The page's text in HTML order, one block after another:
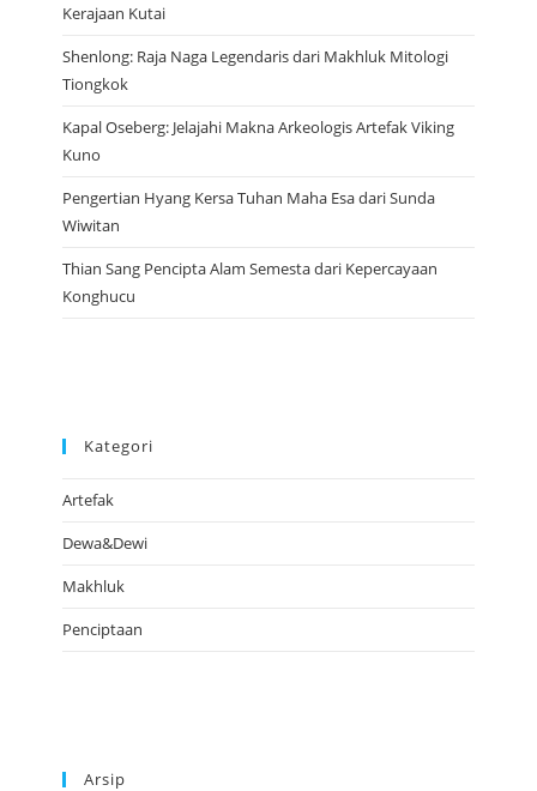
Kerajaan Kutai
Shenlong: Raja Naga Legendaris dari Makhluk Mitologi
Tiongkok
Kapal Oseberg: Jelajahi Makna Arkeologis Artefak Viking
Kuno
Pengertian Hyang Kersa Tuhan Maha Esa dari Sunda
Wiwitan
Thian Sang Pencipta Alam Semesta dari Kepercayaan
Konghucu
Kategori
Artefak
Dewa&Dewi
Makhluk
Penciptaan
Arsip